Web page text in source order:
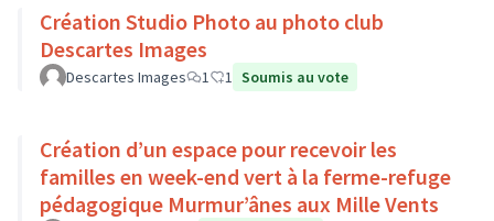
Création Studio Photo au photo club
Descartes Images
Descartes Images 1 1 Soumis au vote
Création d’un espace pour recevoir les
familles en week-end vert à la ferme-refuge
pédagogique Murmur’ânes aux Mille Vents